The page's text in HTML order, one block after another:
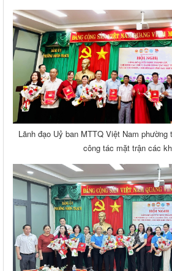
Lãnh đạo Uỷ ban MTTQ Việt Nam
công tác mặt trận các